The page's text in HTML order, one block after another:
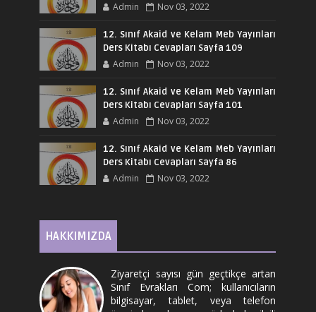
Admin Nov 03, 2022
12. Sınıf Akaid ve Kelam Meb Yayınları
Ders Kitabı Cevapları Sayfa 109
Admin Nov 03, 2022
12. Sınıf Akaid ve Kelam Meb Yayınları
Ders Kitabı Cevapları Sayfa 101
Admin Nov 03, 2022
12. Sınıf Akaid ve Kelam Meb Yayınları
Ders Kitabı Cevapları Sayfa 86
Admin Nov 03, 2022
HAKKIMIZDA
Ziyaretçi sayısı gün geçtikçe artan
Sınıf Evrakları Com; kullanıcıların
bilgisayar, tablet, veya telefon